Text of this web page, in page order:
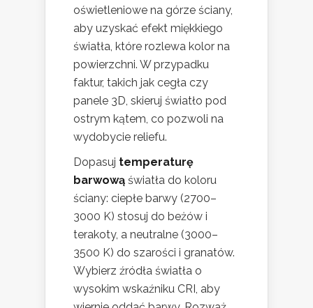
oświetleniowe na górze ściany,
aby uzyskać efekt miękkiego
światła, które rozlewa kolor na
powierzchni. W przypadku
faktur, takich jak cegła czy
panele 3D, skieruj światło pod
ostrym kątem, co pozwoli na
wydobycie reliefu.
Dopasuj temperaturę
barwową światła do koloru
ściany: ciepłe barwy (2700–
3000 K) stosuj do beżów i
terakoty, a neutralne (3000–
3500 K) do szarości i granatów.
Wybierz źródła światła o
wysokim wskaźniku CRI, aby